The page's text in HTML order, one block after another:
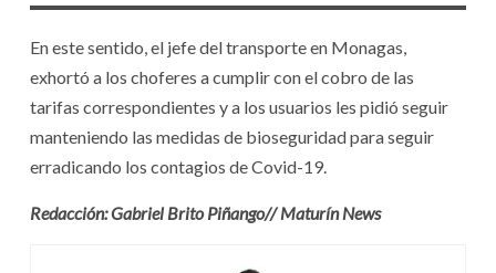
En este sentido, el jefe del transporte en Monagas,
exhortó a los choferes a cumplir con el cobro de las
tarifas correspondientes y a los usuarios les pidió seguir
manteniendo las medidas de bioseguridad para seguir
erradicando los contagios de Covid-19.
Redacción: Gabriel Brito Piñango// Maturín News